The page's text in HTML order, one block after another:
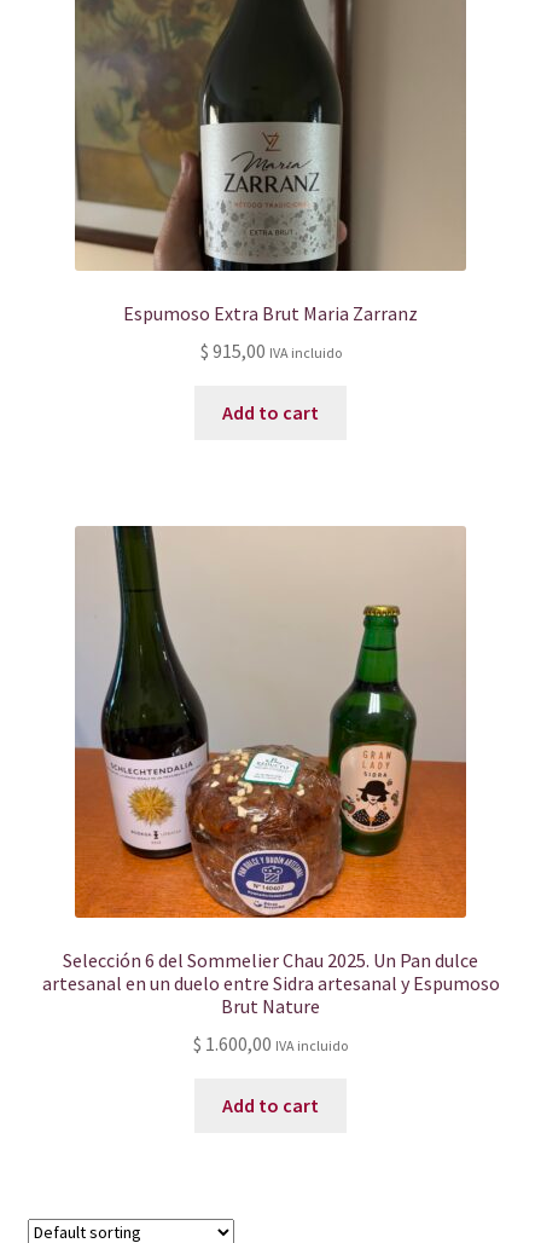
Espumoso Extra Brut Maria Zarranz
$ 915,00 IVA incluido
Add to cart
Selección 6 del Sommelier Chau 2025. Un Pan dulce
artesanal en un duelo entre Sidra artesanal y Espumoso
Brut Nature
$ 1.600,00 IVA incluido
Add to cart